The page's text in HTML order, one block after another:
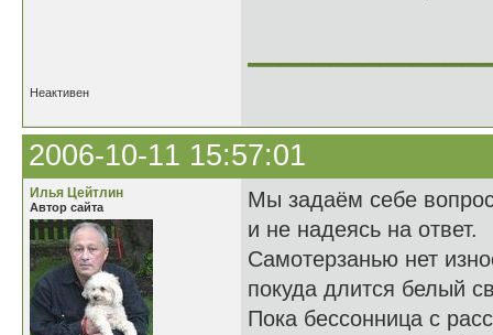
Неактивен
2006-10-11 15:57:01
Илья Цейтлин
Автор сайта
Мы задаём себе
и не надеясь на ответ.
Самотерзанью нет
покуда длится белый
Пока бессонница с